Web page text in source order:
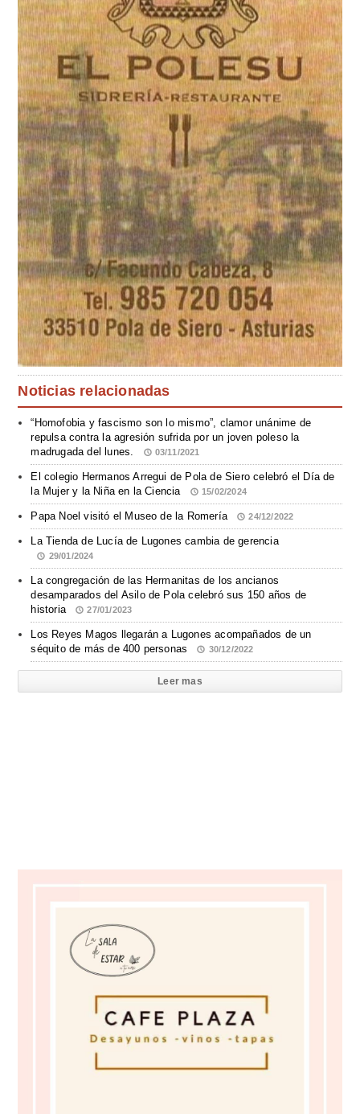
Noticias relacionadas
“Homofobia y fascismo son lo mismo”, clamor unánime de
repulsa contra la agresión sufrida por un joven poleso la
madrugada del lunes.
03/11/2021
El colegio Hermanos Arregui de Pola de Siero celebró el Día de
la Mujer y la Niña en la Ciencia
15/02/2024
Papa Noel visitó el Museo de la Romería 24/12/2022
La Tienda de Lucía de Lugones cambia de gerencia
29/01/2024
La congregación de las Hermanitas de los ancianos
desamparados del Asilo de Pola celebró sus 150 años de
historia
27/01/2023
Los Reyes Magos llegarán a Lugones acompañados de un
séquito de más de 400 personas
30/12/2022
Leer mas